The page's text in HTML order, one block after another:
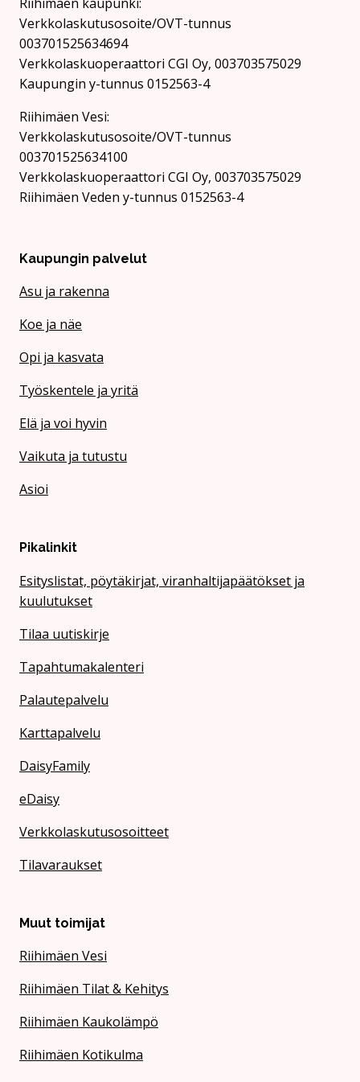
Verkkolaskutusosoite/OVT-tunnus
003701525634694
Verkkolaskuoperaattori CGI Oy, 003703575029
Kaupungin y-tunnus 0152563-4
Rii­hi­mäen Vesi:
Verkkolaskutusosoite/OVT-tunnus
003701525634100
Verkkolaskuoperaattori CGI Oy, 003703575029
Riihimäen Veden y-tunnus 0152563-4
Kaupungin palvelut
Asu ja rakenna
Koe ja näe
Opi ja kasvata
Työskentele ja yritä
Elä ja voi hyvin
Vaikuta ja tutustu
Asioi
Pikalinkit
Esityslistat, pöytäkirjat, viranhaltijapäätökset ja
kuulutukset
Tilaa uutiskirje
Tapahtumakalenteri
Palautepalvelu
Karttapalvelu
DaisyFamily
eDaisy
Verkkolaskutusosoitteet
Tilavaraukset
Muut toimijat
Riihimäen Vesi
Riihimäen Tilat & Kehitys
Riihimäen Kaukolämpö
Riihimäen Kotikulma